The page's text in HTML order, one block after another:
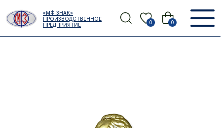
0
«МФ ЗНАК»
ПРОИЗВОДСТВЕННОЕ
ПРЕДПРИЯТИЕ
Назад